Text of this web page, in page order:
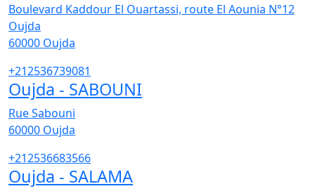
Boulevard Kaddour El Ouartassi, route El Aounia N°12
Oujda
60000 Oujda
+212536739081
Oujda - SABOUNI
Rue Sabouni
60000 Oujda
+212536683566
Oujda - SALAMA